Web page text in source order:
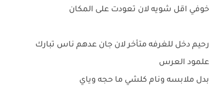
خوفي اقل شويه لان تعودت على المكان
رحيم دخل للغرفه متأخر لان جان عدهم ناس تبارك
علمود العرس
بدل ملابسه ونام كلشي ما حجه وياي